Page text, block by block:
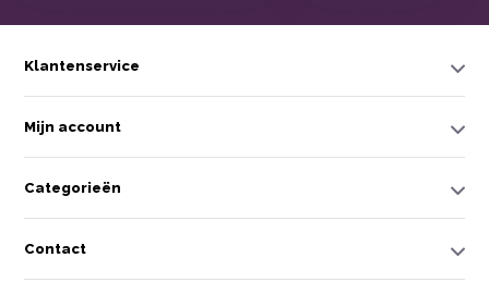
Klantenservice
Mijn account
Categorieën
Contact